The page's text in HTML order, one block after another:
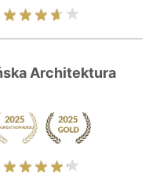
Architektura